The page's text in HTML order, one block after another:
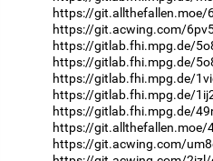
https://
https://git.acwing.com/
https://gitlab.fhi.mpg.de/
https://gitlab.fhi.mpg.de/
https://gitlab.fhi.mpg.de/
https://gitlab.fhi.mpg.de/
https://gitlab.fhi.mpg.de/
https://
https://git.acwing.com/